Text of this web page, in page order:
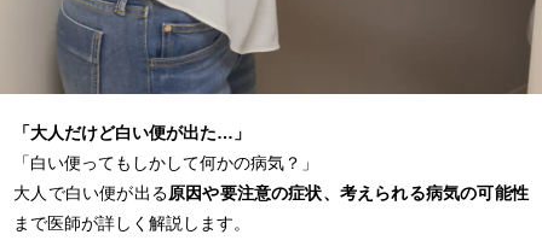
「大人だけど白い便が出た…」
「白い便ってもしかして何かの病気？」
大人で白い便が出る原因や要注意の症状、考えられる病気の可能性
まで医師が詳しく解説します。